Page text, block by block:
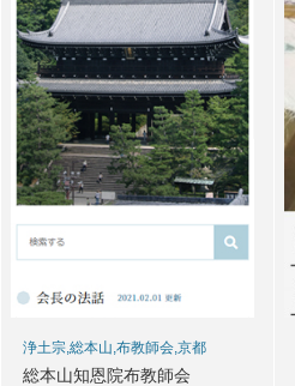
浄土宗,総本山,布教師会,京都
総本山知恩院布教師会